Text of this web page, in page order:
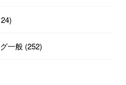
一般 (252)